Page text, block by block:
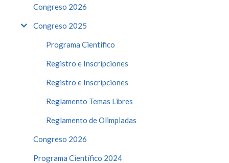
Congreso 2026
Congreso 2025
Programa Científico
Registro e Inscripciones
Registro e Inscripciones
Reglamento Temas Libres
Reglamento de Olimpiadas
Congreso 2026
Programa Científico 2024